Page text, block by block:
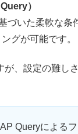
）
づいた柔軟な条
グが可能です。
、設定の難し
Queryによるフ